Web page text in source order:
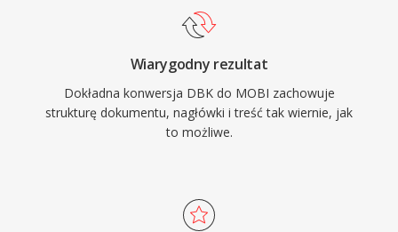
Wiarygodny rezultat
Dokładna konwersja DBK do MOBI zachowuje
strukturę dokumentu, nagłówki i treść tak wiernie, jak
to możliwe.